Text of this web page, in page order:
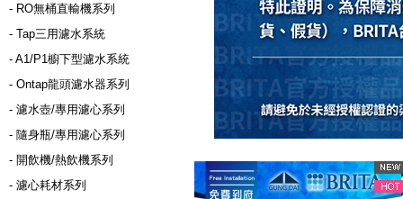
- RO無桶直輸機系列
- Tap三用濾水系統
- A1/P1櫥下型濾水系統
- Ontap龍頭濾水器系列
- 濾水壺/專用濾心系列
- 隨身瓶/專用濾心系列
- 開飲機/熱飲機系列
- 濾心耗材系列